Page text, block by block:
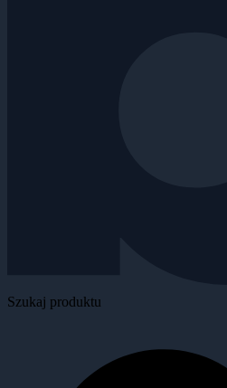
Szukaj produktu